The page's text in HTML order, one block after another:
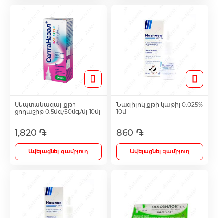
Մետաբոլիկ դեղամիջոցներ
Հակաուռուցքային դեղամիջոցներ
Ճարպակալման միջոցներ
Պոտենցիայի բարձրացման համար
Դեղաբույսեր և թուրմեր
Սեպտանազալ քթի
ցողաշիթ 0.5մգ/50մգ/մլ 10մլ
1,820 ֏
Ավելացնել զամբյուղ
Նազիլոկ քթի կաթիլ 0.025%
10մլ
860 ֏
Ավելացնել զամբյուղ